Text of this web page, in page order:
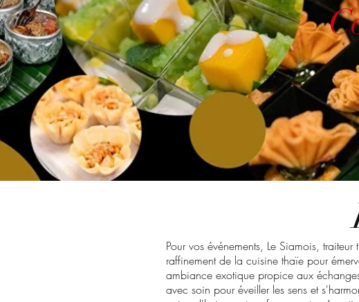
Pour vos événements, Le Siamois,
raffinement de la cuisine thaïe pour
ambiance exotique propice aux
avec soin pour éveiller les sens et